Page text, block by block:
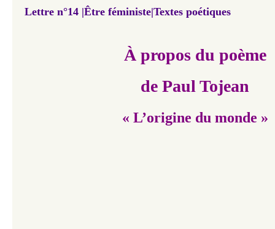
Lettre n°14 |Être féministe|Textes poétiques
À propos du poème
de Paul Tojean
« L’origine du monde »